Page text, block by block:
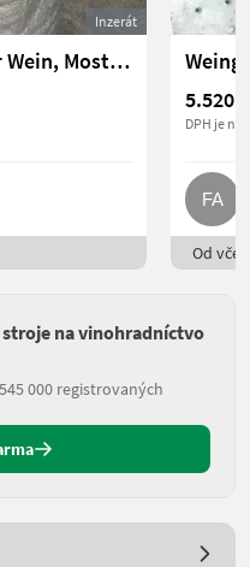
Inzerát
Kühlung 2.000 Kühlgerät für Wein, Most, Maische, Weinbau
5.520 €
DPH je
Od
na vinohradníctvo
000 registrovaných